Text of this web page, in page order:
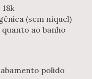
(sem níquel)
ao banho
polido